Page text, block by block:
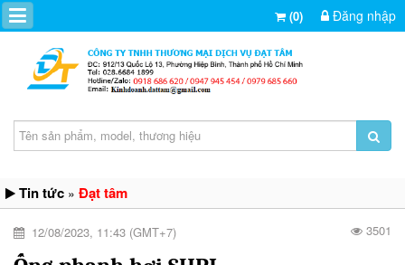
(0) Đăng nhập
Tin tức » Đạt tâm
12/08/2023, 11:43 (GMT+7) 3501